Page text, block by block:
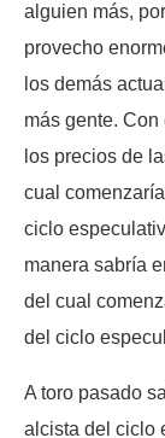
alguien más,
provecho
los demás
más gente.
los precios de
cual
ciclo
manera sabría
del cual
del ciclo
A toro pasado
alcista del ciclo